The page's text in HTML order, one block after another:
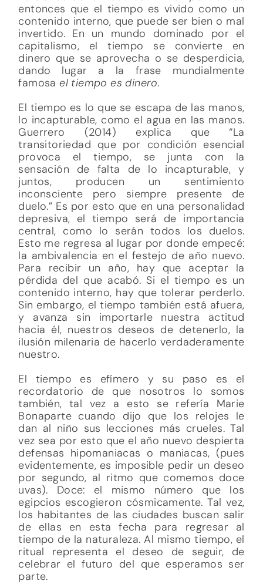
entonces que el tiempo es vivido como un
contenido interno, que puede ser bien o mal
invertido. En un mundo dominado por el
capitalismo, el tiempo se convierte en
dinero que se aprovecha o se desperdicia,
dando lugar a la frase mundialmente
famosael tiempo es dinero.
El tiempo es lo que se escapa de las manos,
lo incapturable, como el agua en las manos.
Guerrero (2014) explica que “La
transitoriedad que por condición esencial
provoca el tiempo, se junta con la
sensación de falta de lo incapturable, y
juntos, producen un sentimiento
inconsciente pero siempre presente de
duelo.” Es por esto que en una personalidad
depresiva, el tiempo será de importancia
central, como lo serán todos los duelos.
Esto me regresa al lugar por donde empecé:
la ambivalencia en el festejo de año nuevo.
Para recibir un año, hay que aceptar la
pérdida del que acabó. Si el tiempo es un
contenido interno, hay que tolerar perderlo.
Sin embargo, el tiempo también está afuera,
y avanza sin importarle nuestra actitud
hacia él, nuestros deseos de detenerlo, la
ilusión milenaria de hacerlo verdaderamente
nuestro.
El tiempo es efímero y su paso es el
recordatorio de que nosotros lo somos
también, tal vez a esto se refería Marie
Bonaparte cuando dijo que los relojes le
dan al niño sus lecciones más crueles. Tal
vez sea por esto que el año nuevo despierta
defensas hipomaniacas o maniacas, (pues
evidentemente, es imposible pedir un deseo
por segundo, al ritmo que comemos doce
uvas). Doce: el mismo número que los
egipcios escogieron cósmicamente. Tal vez,
los habitantes de las ciudades buscan salir
de ellas en esta fecha para regresar al
tiempo de la naturaleza. Al mismo tiempo, el
ritual representa el deseo de seguir, de
celebrar el futuro del que esperamos ser
parte.